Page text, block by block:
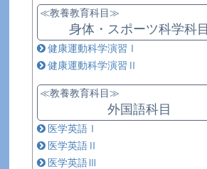
≪教養教育科目≫
身体・スポーツ科学科目
健康運動科学演習Ⅰ
健康運動科学演習Ⅱ
≪教養教育科目≫
外国語科目
医学英語Ⅰ
医学英語Ⅱ
医学英語Ⅲ